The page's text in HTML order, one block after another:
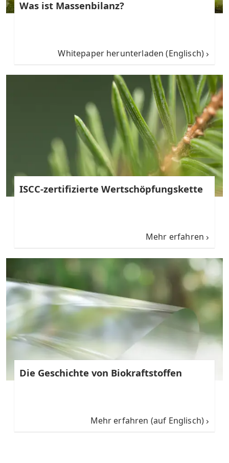
Was ist Massenbilanz?
Whitepaper herunterladen (Englisch)
ISCC-zertifizierte Wertschöpfungskette
Mehr erfahren
Die Geschichte von Biokraftstoffen
Mehr erfahren (auf Englisch)